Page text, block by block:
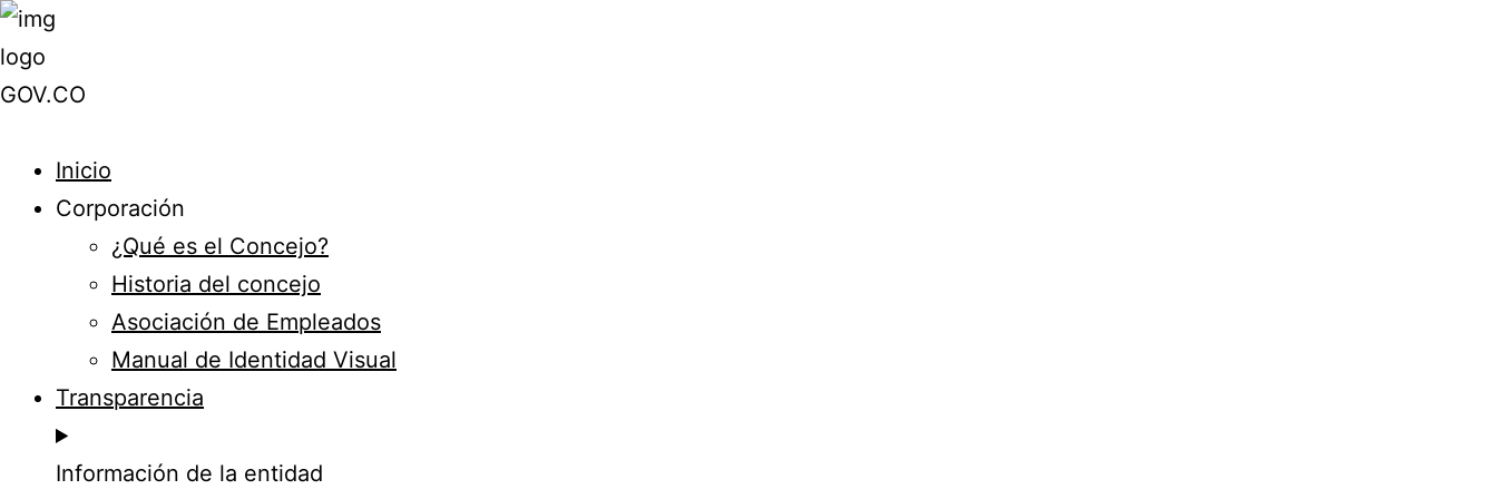
Inicio
Corporación
¿Qué es el Concejo?
Historia del concejo
Asociación de Empleados
Manual de Identidad Visual
Transparencia
Información de la entidad